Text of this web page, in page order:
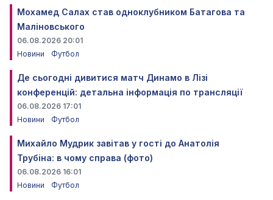
Мохамед Салах став одноклубником Батагова та
Маліновського
06.08.2026 20:01
Новини
Футбол
Де сьогодні дивитися матч Динамо в Лізі
конференцій: детальна інформація по трансляції
06.08.2026 17:01
Новини
Футбол
Михайло Мудрик завітав у гості до Анатолія
Трубіна: в чому справа (фото)
06.08.2026 16:01
Новини
Футбол